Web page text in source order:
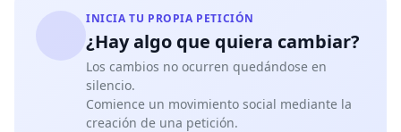
INICIA TU PROPIA PETICIÓN
¿Hay algo que quiera cambiar?
Los cambios no ocurren quedándose en
silencio.
Comience un movimiento social mediante la
creación de una petición.